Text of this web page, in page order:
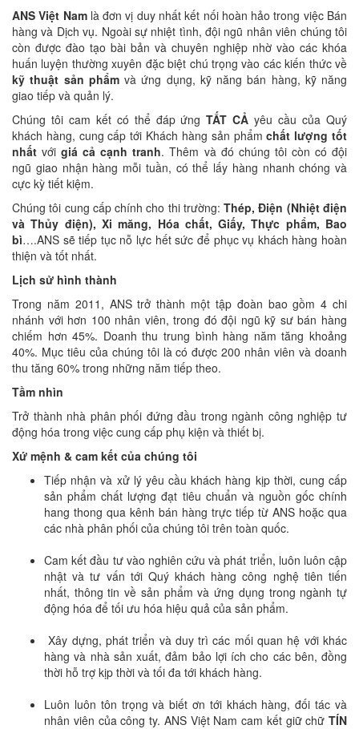
ANS Việt Namlà đơn vị duy nhất kết nối hoàn hảo trong việc Bán
hàng và Dịch vụ. Ngoài sự nhiệt tình, đội ngũ nhân viên chúng tôi
còn được đào tạo bài bản và chuyên nghiệp nhờ vào các khóa
huấn luyện thường xuyên đặc biệt chú trọng vào các kiến thức về
kỹ thuật sản phẩmvà ứng dụng, kỹ năng bán hàng, kỹ năng
giao tiếp và quản lý.
Chúng tôi cam kết có thể đáp ứngTẤT CẢ yêu cầu của Quý
khách hàng, cung cấp tới Khách hàng sản phẩmchất lượng tốt
nhất vớigiá cả cạnh tranh. Thêm và đó chúng tôi còn có đội
ngũ giao nhận hàng mỗi tuần, có thể lấy hàng nhanh chóng và
cực kỳ tiết kiệm.
Chúng tôi cung cấp chính cho thi trường:Thép, Điện (Nhiệt điện
và Thủy điện), Xi măng, Hóa chất, Giấy, Thực phẩm, Bao
bì….ANS sẽ tiếp tục nỗ lực hết sức để phục vụ khách hàng hoàn
thiện và tốt nhất.
Lịch sử hình thành
Trong năm 2011, ANS trở thành một tập đoàn bao gồm 4 chi
nhánh với hơn 100 nhân viên, trong đó đội ngũ kỹ sư bán hàng
chiếm hơn 45%. Doanh thu trung bình hàng năm tăng khoảng
40%. Mục tiêu của chúng tôi là có được 200 nhân viên và doanh
thu tăng 60% trong những năm tiếp theo.
Tầm nhìn
Trở thành nhà phân phối đứng đầu trong ngành công nghiệp tư
động hóa trong việc cung cấp phụ kiện và thiết bị.
Xứ mệnh & cam kết của chúng tôi
Tiếp nhận và xử lý yêu cầu khách hàng kịp thời, cung cấp
sản phẩm chất lượng đạt tiêu chuẩn và nguồn gốc chính
hang thong qua kênh bán hàng trực tiếp từ ANS hoặc qua
các nhà phân phối của chúng tôi trên toàn quốc.
Cam kết đầu tư vào nghiên cứu và phát triển, luôn luôn cập
nhật và tư vấn tới Quý khách hàng công nghệ tiên tiến
nhất, thông tin về sản phẩm và ứng dụng trong ngành tự
động hóa để tối ưu hóa hiệu quả của sản phẩm.
Xây dựng, phát triển và duy trì các mối quan hệ với khác
hàng và nhà sản xuất, đảm bảo lợi ích cho các bên, đồng
thời hỗ trợ kịp thời và tối đa tới khách hàng.
Luôn luôn tôn trọng và biết ơn tới khách hàng, đối tác và
nhân viên của công ty. ANS Việt Nam cam kết giữ chữ TÍN